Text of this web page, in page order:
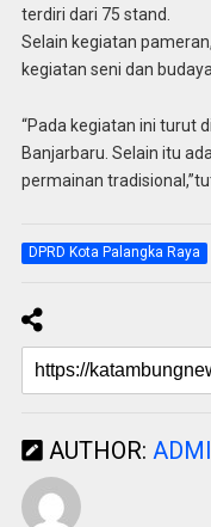
terdiri dari 75 stand.
Selain kegiatan
kegiatan seni dan
“Pada kegiatan ini turut
Banjarbaru. Selain itu
permainan
DPRD Kota Palangka Raya
AUTHOR: